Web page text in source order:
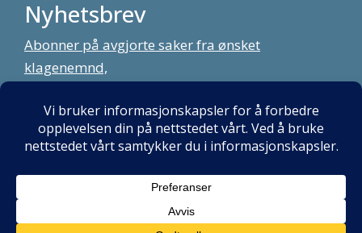
Nyhetsbrev
Abonner på avgjorte saker fra ønsket
klagenemnd,